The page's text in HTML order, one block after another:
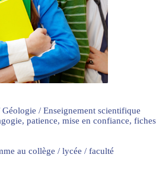
/ Enseignement scientifique
patience, mise en confiance,
au collège / lycée / faculté